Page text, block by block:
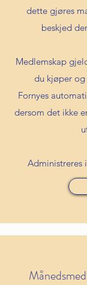
dette gjøres
beskjed
Medlemskap
du kjøper og
Fornyes
dersom det ikke
Administreres